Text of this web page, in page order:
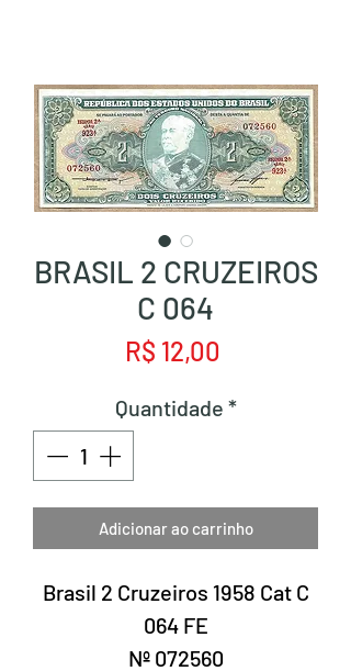
BRASIL 2 CRUZEIROS
C 064
R$ 12,00
Quantidade *
Adicionar ao carrinho
Brasil 2 Cruzeiros 1958 Cat C
064 FE
Nº 072560